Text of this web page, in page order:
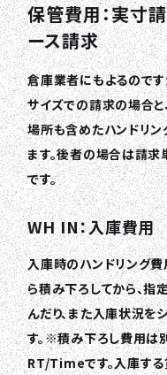
保管費用：実寸
ース請求
倉庫業者にもよるので
サイズでの請求の場合と
場所も含めたハンドリ
ます。後者の場合は請
です。
WH IN：入庫費用
入庫時のハンドリング費
ら積み下ろしてから、指
んだり、また入庫状況を
す。※積み下ろし費用は
RT/Timeです。入庫す